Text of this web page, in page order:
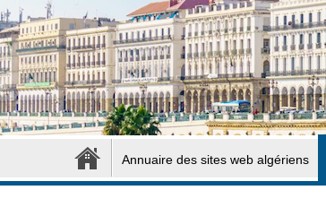
Annuaire des sites web algériens